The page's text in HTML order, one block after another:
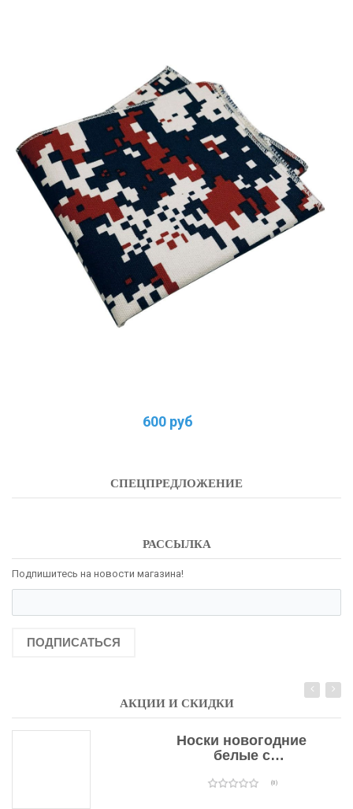
600 руб
СПЕЦПРЕДЛОЖЕНИЕ
РАССЫЛКА
Подпишитесь на новости магазина!
ПОДПИСАТЬСЯ
АКЦИИ И СКИДКИ
Носки новогодние
белые с
оленями(0)